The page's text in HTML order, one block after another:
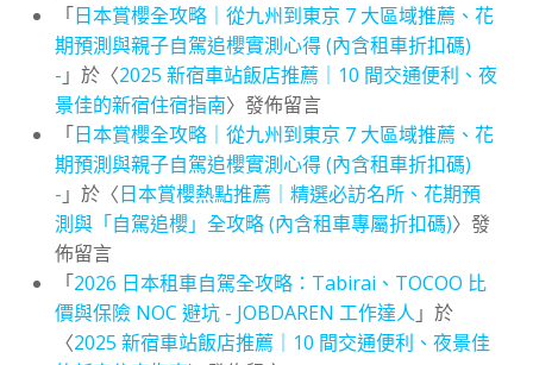
「日本賞櫻全攻略｜從九州到東京 7 大區域推薦、花
期預測與親子自駕追櫻實測心得 (內含租車折扣碼)
- 」於〈2025 新宿車站飯店推薦｜10 間交通便利、夜
景佳的新宿住宿指南〉發佈留言
「日本賞櫻全攻略｜從九州到東京 7 大區域推薦、花
期預測與親子自駕追櫻實測心得 (內含租車折扣碼)
- 」於〈日本賞櫻熱點推薦｜精選必訪名所、花期預
測與「自駕追櫻」全攻略 (內含租車專屬折扣碼)〉發
佈留言
「2026 日本租車自駕全攻略：Tabirai、TOCOO 比
價與保險 NOC 避坑 - JOBDAREN 工作達人 」於
〈2025 新宿車站飯店推薦｜10 間交通便利、夜景佳